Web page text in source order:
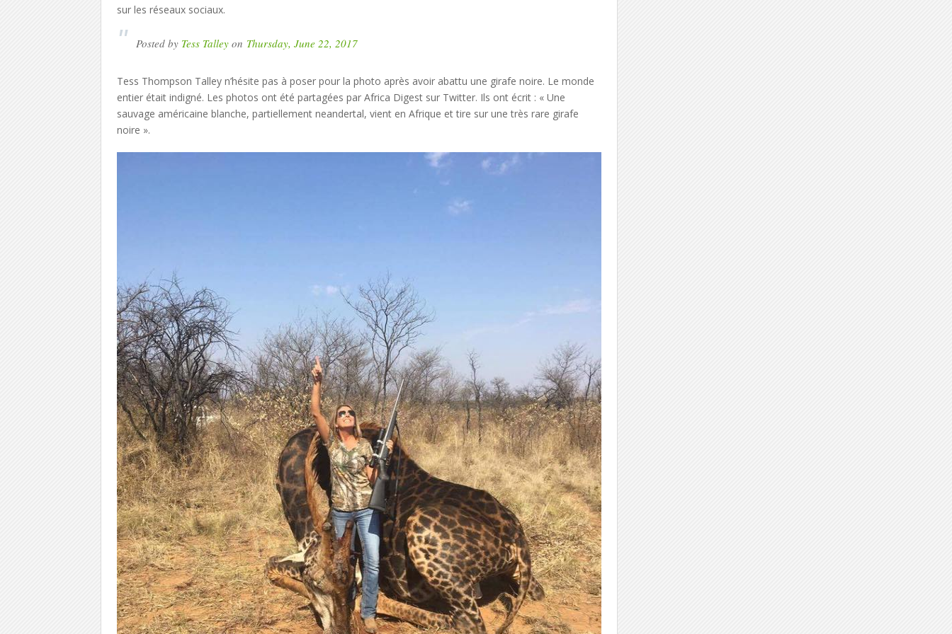
sur les réseaux sociaux.
Posted by Tess Talleyon Thursday, June 22, 2017
Tess Thompson Talley n’hésite pas à poser pour la photo après avoir abattu une girafe noire. Le monde
entier était indigné. Les photos ont été partagées par Africa Digest sur Twitter. Ils ont écrit : « Une
sauvage américaine blanche, partiellement neandertal, vient en Afrique et tire sur une très rare girafe
noire ».